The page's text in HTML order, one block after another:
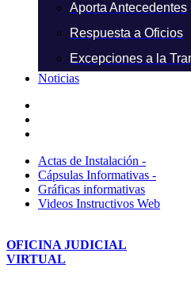
Aporta Antecedentes
Respuesta a Oficios
Excepciones a la
Noticias
Actas de Instalación -
Cápsulas Informativas -
Gráficas informativas
Videos Instructivos Web
OFICINA JUDICIAL
VIRTUAL